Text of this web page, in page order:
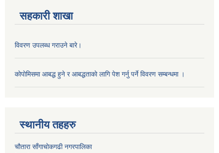
सहकारी शाखा
विवरण उपलब्ध गराउने बारे।
काेपाेमिसमा आबद्ध हुने र आबद्धताकाे लागि पेश गर्नु पर्ने विवरण सम्बन्धमा ।
स्थानीय तहहरु
चौतारा साँगाचोकगढी नगरपालिका